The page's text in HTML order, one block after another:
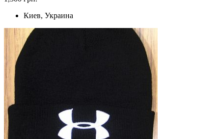
Киев, Украина